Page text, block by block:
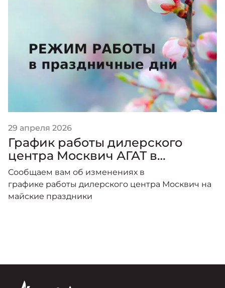
29 апреля 2026
График работы дилерского
центра Москвич АГАТ в
праздничные дни.
Сообщаем вам об изменениях в
графике работы дилерского центра Москвич на
майские праздники